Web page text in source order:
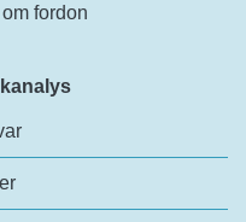
fordon